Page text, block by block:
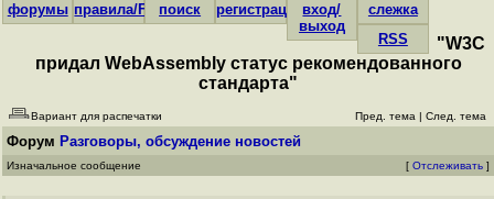
форумы правила/FAQпоиск регистрациявход/
выход
слежка
RSS
"W3C
придал WebAssembly статус рекомендованного
стандарта"
Вариант для распечатки Пред. тема | След. тема
Форум Разговоры, обсуждение новостей
Изначальное сообщение [ Отслеживать ]